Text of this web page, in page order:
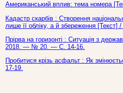
Американський вплив: тема номера
Кадастр скарбів : Створення
лише її обліку, а й збереження
Прірва на горизонті : Ситуація з
2018. — № 20. — С. 14-16.
Пробитися крізь асфальт : Як
17-19.